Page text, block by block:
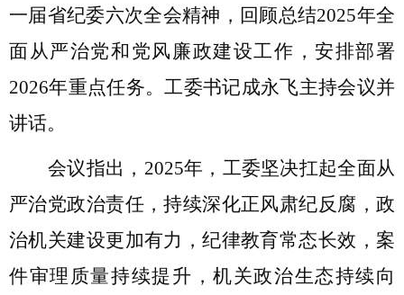
一届省纪委六次全会精神， 回顾总结2025年全
面从严治党和 党风廉政建设工作，安排部署
2026年重点任务。工委书记成永飞主持会议并
讲话。
会议指出， 2025年，工委坚决扛起全面从
严治党政治责任，持续深化正风肃纪反腐，政
治机关建设更加有力，纪律教育常态长效，案
件审理质量持续提升，机关政治生态持续向